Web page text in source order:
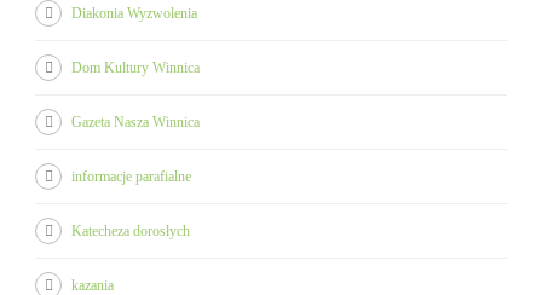
Diakonia Wyzwolenia
Dom Kultury Winnica
Gazeta Nasza Winnica
informacje parafialne
Katecheza dorosłych
kazania